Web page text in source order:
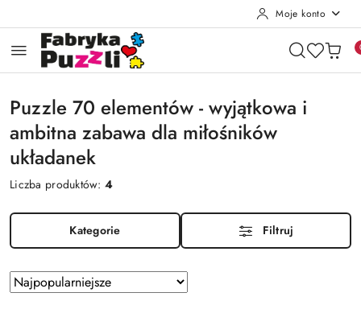
Moje konto
Puzzle 70 elementów - wyjątkowa i
ambitna zabawa dla miłośników
układanek
Liczba produktów:4
Kategorie Filtruj
Zastosowano
sortowanie:
Sortuj
według